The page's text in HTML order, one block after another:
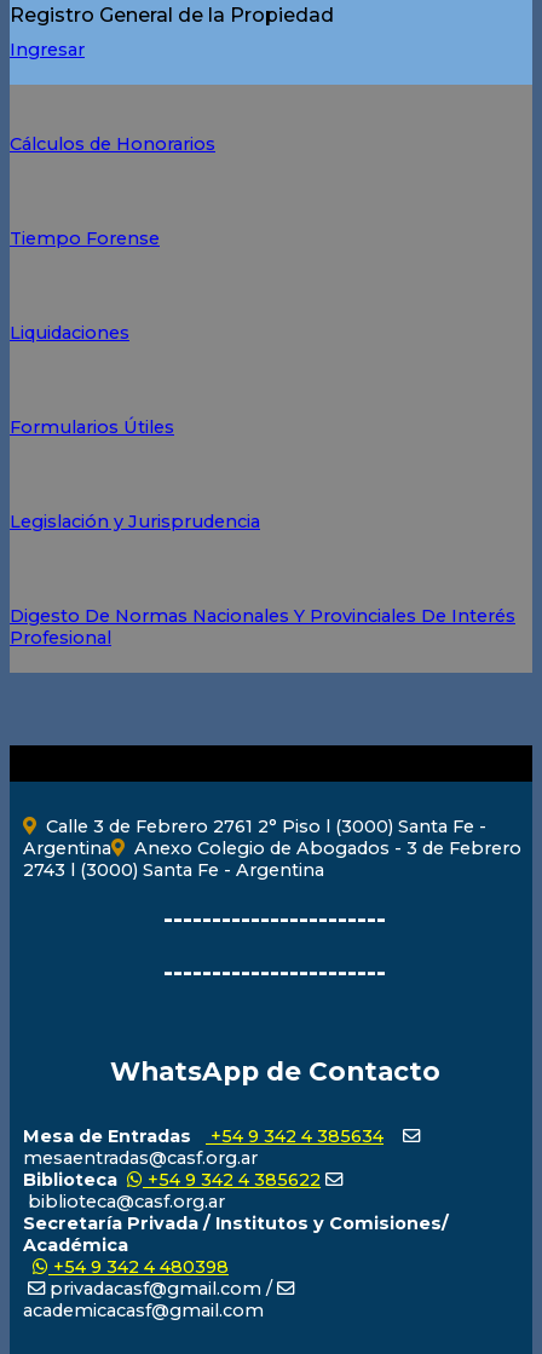
Registro General de la Propiedad
Ingresar
Cálculos de Honorarios
Tiempo Forense
Liquidaciones
Formularios Útiles
Legislación y Jurisprudencia
Digesto De Normas Nacionales Y Provinciales De Interés
Profesional
Calle 3 de Febrero 2761 2° Piso l (3000) Santa Fe -
Argentina
Anexo Colegio de Abogados - 3 de Febrero
2743 l (3000) Santa Fe - Argentina
-----------------------
-----------------------
WhatsApp de Contacto
Mesa de Entradas
+54 9 342 4 385634
mesaentradas@casf.org.ar
Biblioteca
+54 9 342 4 385622
biblioteca@casf.org.ar
Secretaría Privada / Institutos y Comisiones/
Académica
+54 9 342 4 480398
privadacasf@gmail.com /
academicacasf@gmail.com